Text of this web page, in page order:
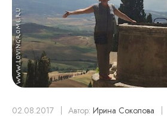
02.08.2017 Автор: Ирина Соколова